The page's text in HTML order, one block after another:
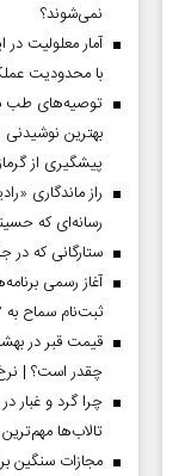
نمی‌شوند؟
با محدودیت
توصیه‌های طب
بهترین
پیشگیری از
راز ماندگاری
رسانه‌ای که
ستارگانی که در جام جهانی
ثبت‌نام سماح به ۱.۷ میلیون نفر رسید
چقدر است؟ | نرخ
چرا گرد و غبار
تالاب‌ها
مجازات سنگین